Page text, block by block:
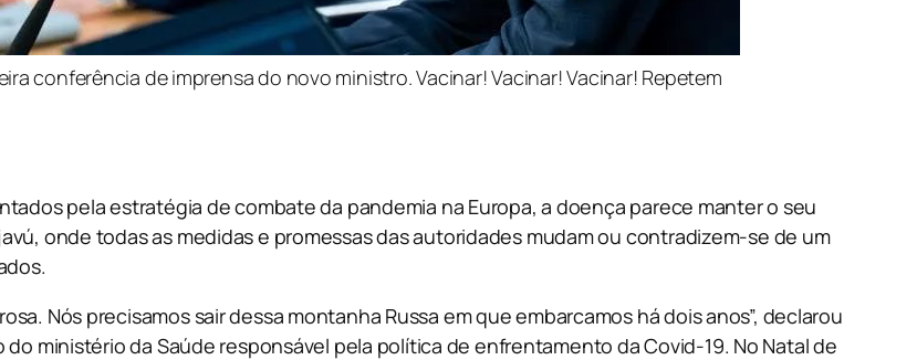
conferência de imprensa do novo ministro. Vacinar! Vacinar! Vacinar! Repetem
pela estratégia de combate da pandemia na Europa, a doença parece manter o seu
onde todas as medidas e promessas das autoridades mudam ou contradizem-se de um
Nós precisamos sair dessa montanha Russa em que embarcamos há dois anos”, declarou
ministério da Saúde responsável pela política de enfrentamento da Covid-19. No Natal de